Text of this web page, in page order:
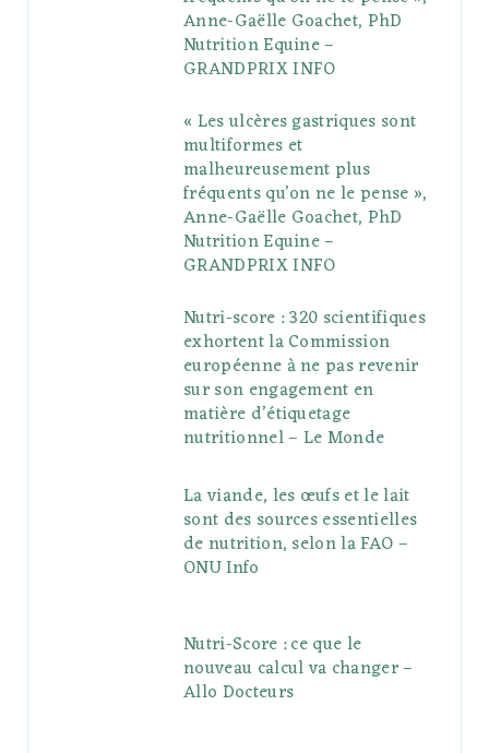
s
m
Anne-Gaëlle Goachet, PhD
Nutrition Equine –
GRANDPRIX INFO
« Les ulcères gastriques sont
multiformes et
malheureusement plus
fréquents qu’on ne le pense »,
Anne-Gaëlle Goachet, PhD
Nutrition Equine –
GRANDPRIX INFO
Nutri-score : 320 scientifiques
exhortent la Commission
européenne à ne pas revenir
sur son engagement en
matière d’étiquetage
nutritionnel – Le Monde
La viande, les œufs et le lait
sont des sources essentielles
de nutrition, selon la FAO –
ONU Info
Nutri-Score : ce que le
nouveau calcul va changer –
Allo Docteurs